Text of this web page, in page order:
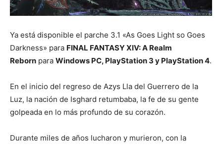
Ya está disponible el parche 3.1 «As Goes Light so Goes
Darkness» para FINAL FANTASY XIV: A Realm
Reborn para Windows PC, PlayStation 3 y PlayStation 4.
En el inicio del regreso de Azys Lla del Guerrero de la
Luz, la nación de Isghard retumbaba, la fe de su gente
golpeada en lo más profundo de su corazón.
Durante miles de años lucharon y murieron, con la